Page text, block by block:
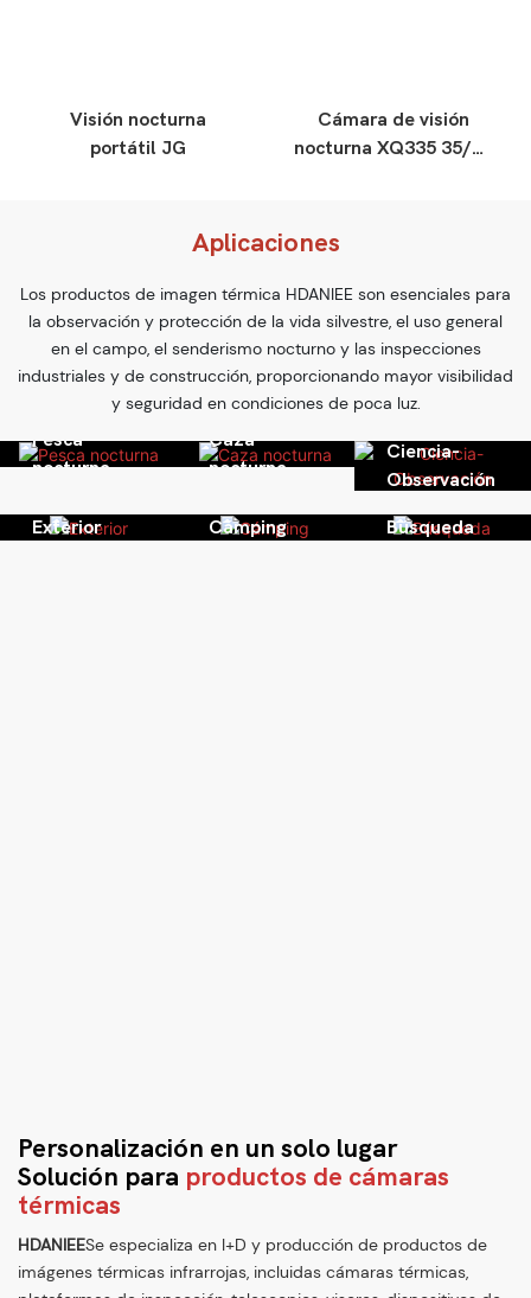
Visión nocturna
portátil JG
Cámara de visión
nocturna XQ335 35/50
Cámara térmica de
Aplicaciones
Los productos de imagen térmica HDANIEE son esenciales para
la observación y protección de la vida silvestre, el uso general
en el campo, el senderismo nocturno y las inspecciones
industriales y de construcción, proporcionando mayor visibilidad
y seguridad en condiciones de poca luz.
Pesca
nocturna
Caza
nocturna
Ciencia-
Observación
Exterior Cámping Búsqueda
Personalización en un solo lugar
Solución para productos de cámaras
térmicas
HDANIEESe especializa en I+D y producción de productos de
imágenes térmicas infrarrojas, incluidas cámaras térmicas,